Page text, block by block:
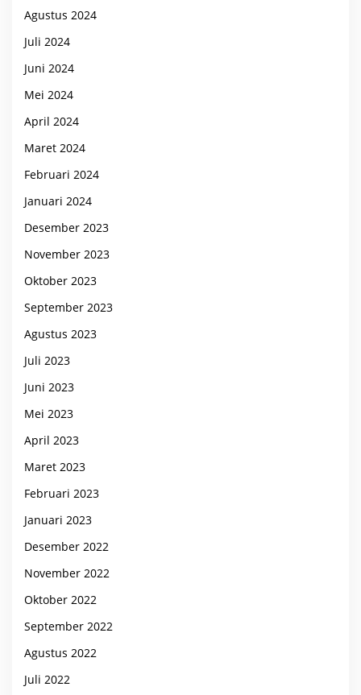
Agustus 2024
Juli 2024
Juni 2024
Mei 2024
April 2024
Maret 2024
Februari 2024
Januari 2024
Desember 2023
November 2023
Oktober 2023
September 2023
Agustus 2023
Juli 2023
Juni 2023
Mei 2023
April 2023
Maret 2023
Februari 2023
Januari 2023
Desember 2022
November 2022
Oktober 2022
September 2022
Agustus 2022
Juli 2022